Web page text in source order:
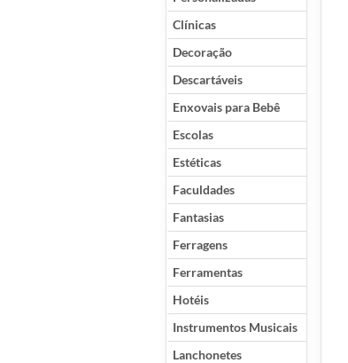
Clínicas
Decoração
Descartáveis
Enxovais para Bebê
Escolas
Estéticas
Faculdades
Fantasias
Ferragens
Ferramentas
Hotéis
Instrumentos Musicais
Lanchonetes